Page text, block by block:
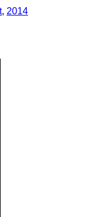
, 2014